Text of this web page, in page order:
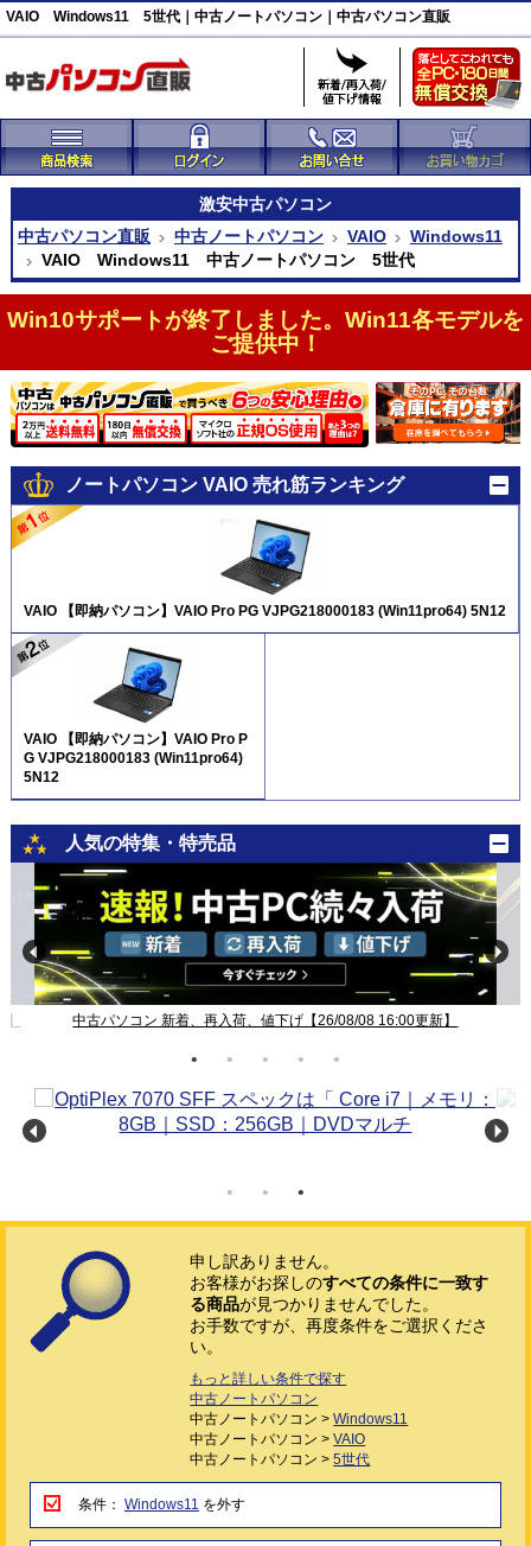
VAIO Windows11 5世代｜中古ノートパソコン｜中古パソコン直販
激安中古パソコン
中古パソコン直販
中古ノートパソコン VAIO
Windows11
VAIO Windows11 中古ノートパソコン 5世代
Win10サポートが終了しました。Win11各モデルを
ご提供中！
ノートパソコン VAIO 売れ筋ランキング
VAIO 【即納パソコン】VAIO Pro PG VJPG218000183 (Win11pro64) 5N12
VAIO 【即納パソコン】VAIO Pro P
G VJPG218000183 (Win11pro64)
5N12
人気の特集・特売品
中古パソコン 新着、再入荷、値下げ【26/08/08 16:00更新】
申し訳ありません。
お客様がお探しのすべての条件に一致す
る商品が見つかりませんでした。
お手数ですが、再度条件をご選択くださ
い。
もっと詳しい条件で探す
中古ノートパソコン
中古ノートパソコン >Windows11
中古ノートパソコン >VAIO
中古ノートパソコン >5世代
条件： Windows11 を外す